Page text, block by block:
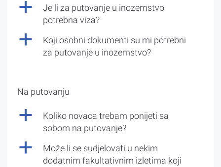
a
Je li za putovanje u inozemstvo
potrebna viza?
a
Koji osobni dokumenti su mi potrebni
za putovanje u inozemstvo?
Na putovanju
a
Koliko novaca trebam ponijeti sa
sobom na putovanje?
a
Može li se sudjelovati u nekim
dodatnim fakultativnim izletima koji